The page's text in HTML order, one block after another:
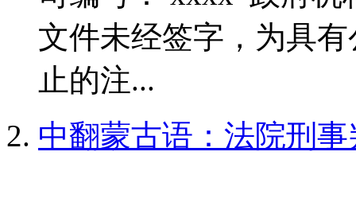
文件未经签字，为具
止的注...
中翻蒙古语：法院刑